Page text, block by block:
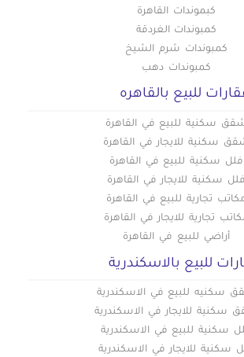
كبموندات القاهرة
كمبوندات الغردقة
كمبوندات شرم الشيخ
كمبوندات دهب
للبيع بالقاهره
سكنية للبيع في القاهرة
سكنية للايجار في القاهرة
فلل سكنية للبيع في القاهرة
فلل سكنية للايجار في القاهرة
تجارية للبيع في القاهرة
تجارية للايجار في القاهرة
أراضي للبيع في القاهرة
للبيع بالاسكندرية
سكنيه للبيع في الاسكندرية
سكنية للايجار في الاسكندرية
سكنية للبيع في الاسكندرية
سكنية للايجار في الاسكندرية